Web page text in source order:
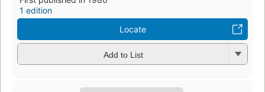
1 edition
Locate
Add to List